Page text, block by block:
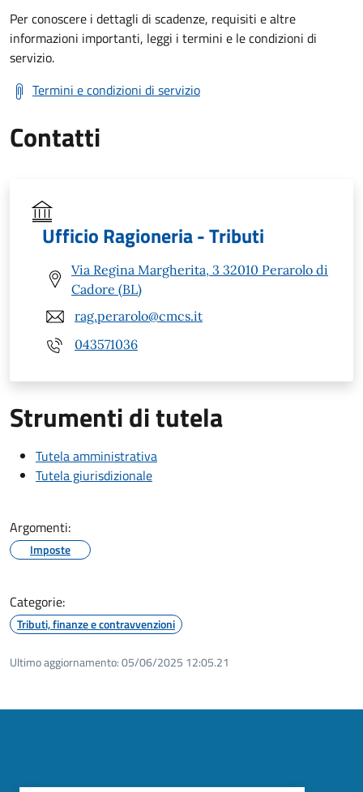
Per conoscere i dettagli di scadenze, requisiti e altre
informazioni importanti, leggi i termini e le condizioni di
servizio.
Termini e condizioni di servizio
Contatti
Ufficio Ragioneria - Tributi
Via Regina Margherita, 3 32010 Perarolo di
Cadore (BL)
rag.perarolo@cmcs.it
043571036
Strumenti di tutela
Tutela amministrativa
Tutela giurisdizionale
Argomenti:
Imposte
Categorie:
Tributi, finanze e contravvenzioni
Ultimo aggiornamento:05/06/2025 12:05.21